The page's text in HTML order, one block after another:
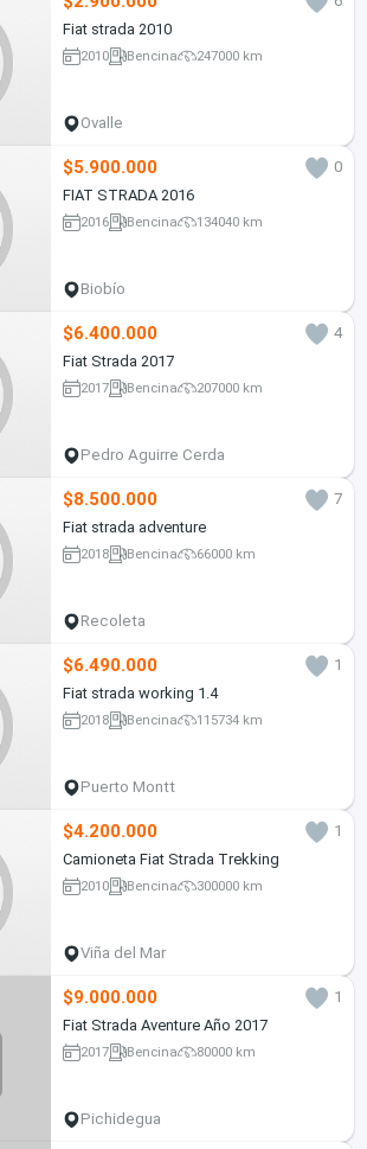
Fiat strada 2010
2010 Bencina 247000 km
Ovalle
$5.900.000
0
FIAT STRADA 2016
2016 Bencina 134040 km
Biobío
$6.400.000
4
Fiat Strada 2017
2017 Bencina 207000 km
Pedro Aguirre Cerda
$8.500.000
7
Fiat strada adventure
2018 Bencina 66000 km
Recoleta
$6.490.000
1
Fiat strada working 1.4
2018 Bencina 115734 km
Puerto Montt
$4.200.000
1
Camioneta Fiat Strada Trekking
2010 Bencina 300000 km
Viña del Mar
$9.000.000
1
Fiat Strada Aventure Año 2017
2017 Bencina 80000 km
Pichidegua